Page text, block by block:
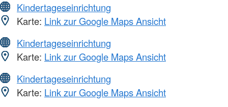
Kindertageseinrichtung
Karte: Link zur Google Maps Ansicht
Kindertageseinrichtung
Karte: Link zur Google Maps Ansicht
Kindertageseinrichtung
Karte: Link zur Google Maps Ansicht